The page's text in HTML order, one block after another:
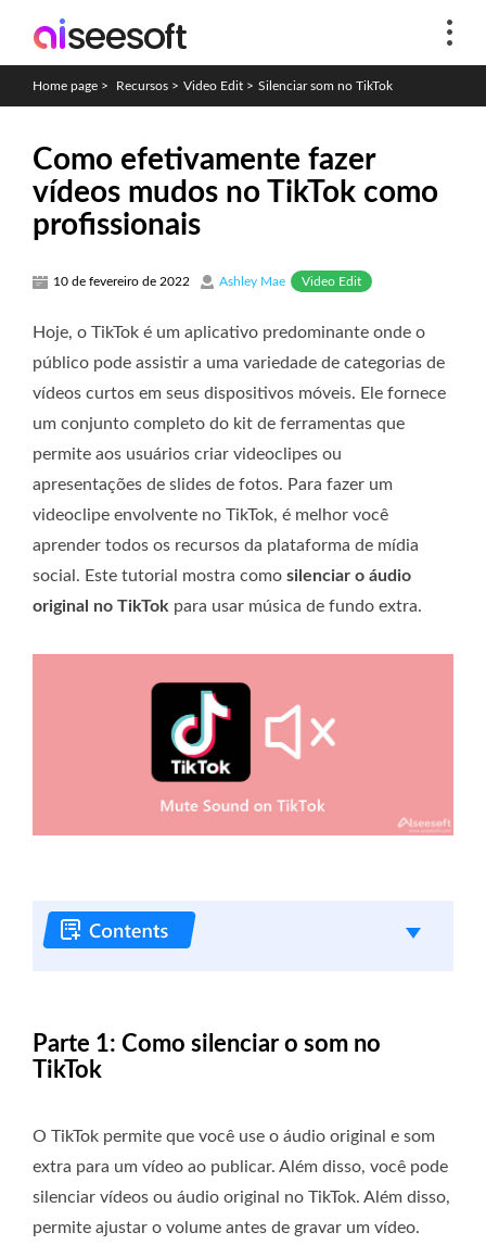
Home page > Recursos > Video Edit > Silenciar som no TikTok
Como efetivamente fazer
vídeos mudos no TikTok como
profissionais
10 de fevereiro de 2022 Ashley Mae Video Edit
Hoje, o TikTok é um aplicativo predominante onde o
público pode assistir a uma variedade de categorias de
vídeos curtos em seus dispositivos móveis. Ele fornece
um conjunto completo do kit de ferramentas que
permite aos usuários criar videoclipes ou
apresentações de slides de fotos. Para fazer um
videoclipe envolvente no TikTok, é melhor você
aprender todos os recursos da plataforma de mídia
social. Este tutorial mostra como silenciar o áudio
original no TikTok para usar música de fundo extra.
Parte 1: Como silenciar o som no
TikTok
O TikTok permite que você use o áudio original e som
extra para um vídeo ao publicar. Além disso, você pode
silenciar vídeos ou áudio original no TikTok. Além disso,
permite ajustar o volume antes de gravar um vídeo.